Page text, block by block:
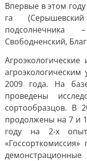
Впервые в этом
га
Свободненский,
2009 года. На
проведены
сортообразцов. В
продолжены на 7 и
году на 2-х